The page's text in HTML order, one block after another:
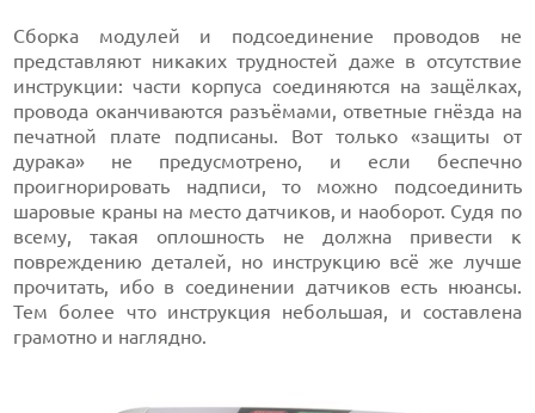
Сборка модулей и подсоединение проводов не
представляют никаких трудностей даже в отсутствие
инструкции: части корпуса соединяются на защёлках,
провода оканчиваются разъёмами, ответные гнёзда на
печатной плате подписаны. Вот только «защиты от
дурака» не предусмотрено, и если беспечно
проигнорировать надписи, то можно подсоединить
шаровые краны на место датчиков, и наоборот. Судя по
всему, такая оплошность не должна привести к
повреждению деталей, но инструкцию всё же лучше
прочитать, ибо в соединении датчиков есть нюансы.
Тем более что инструкция небольшая, и составлена
грамотно и наглядно.